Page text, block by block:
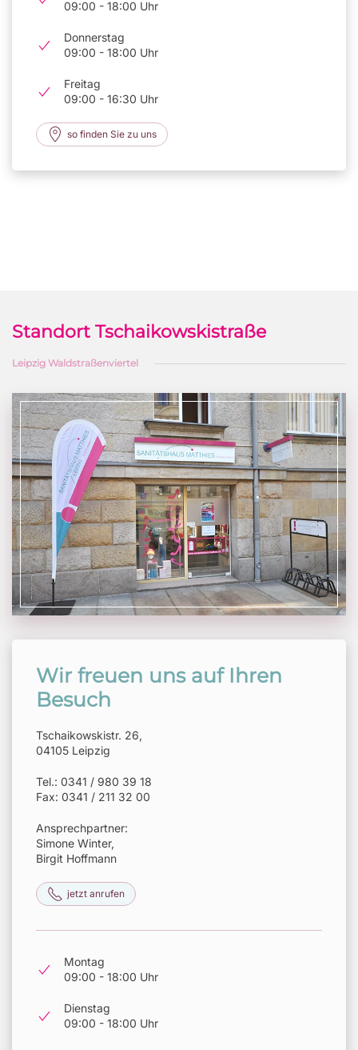
09:00 - 18:00 Uhr
Donnerstag
09:00 - 18:00 Uhr
Freitag
09:00 - 16:30 Uhr
so finden Sie zu uns
Standort Tschaikowskistraße
Leipzig Waldstraßenviertel
Wir freuen uns auf Ihren
Besuch
Tschaikowskistr. 26,
04105 Leipzig
Tel.: 0341 / 980 39 18
Fax: 0341 / 211 32 00
Ansprechpartner:
Simone Winter,
Birgit Hoffmann
jetzt anrufen
Montag
09:00 - 18:00 Uhr
Dienstag
09:00 - 18:00 Uhr